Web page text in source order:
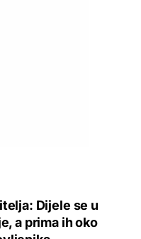
Dijele se u
a prima ih oko